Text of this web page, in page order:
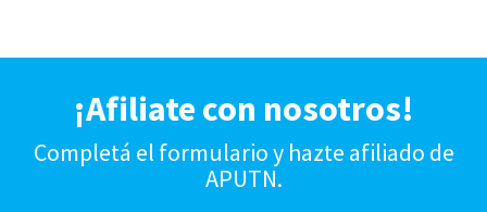
¡Afiliate con nosotros!
Completá el formulario y hazte afiliado de
APUTN.